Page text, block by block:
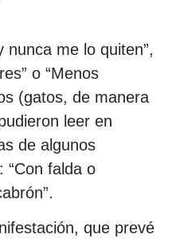
nunca me lo quiten”,
o “Menos
(gatos, de manera
leer en
de algunos
“Con falda o
que prevé